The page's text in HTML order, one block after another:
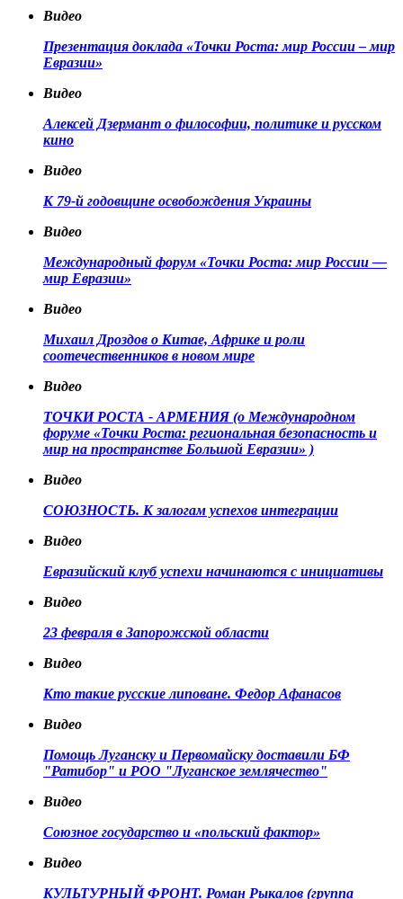
Видео
Презентация доклада «Точки Роста: мир России – мир
Евразии»
Видео
Алексей Дзермант о философии, политике и русском
кино
Видео
К 79-й годовщине освобождения Украины
Видео
Международный форум «Точки Роста: мир России —
мир Евразии»
Видео
Михаил Дроздов о Китае, Африке и роли
соотечественников в новом мире
Видео
ТОЧКИ РОСТА - АРМЕНИЯ (о Международном
форуме «Точки Роста: региональная безопасность и
мир на пространстве Большой Евразии» )
Видео
СОЮЗНОСТЬ. К залогам успехов интеграции
Видео
Евразийский клуб успехи начинаются с инициативы
Видео
23 февраля в Запорожской области
Видео
Кто такие русские липоване. Федор Афанасов
Видео
Помощь Луганску и Первомайску доставили БФ
"Ратибор" и РОО "Луганское землячество"
Видео
Союзное государство и «польский фактор»
Видео
КУЛЬТУРНЫЙ ФРОНТ. Роман Рыкалов (группа